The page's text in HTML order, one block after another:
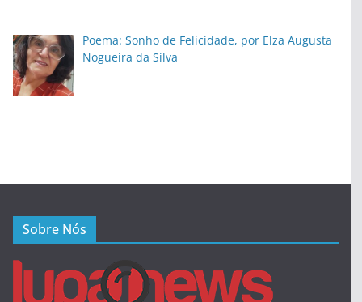
Poema: Sonho de Felicidade, por Elza Augusta
Nogueira da Silva
Sobre Nós